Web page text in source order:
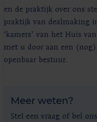
en de praktijk over ons
praktijk van dealmaking
‘kamers’ van het Huis
met u door aan een
openbaar bestuur.
Meer weten?
Stel een vraag of bel